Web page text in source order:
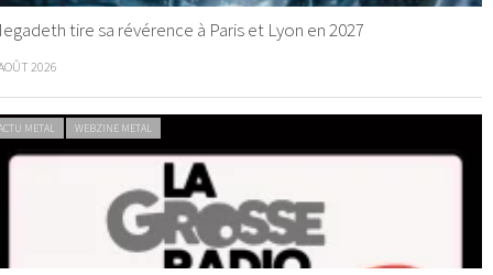
tire sa révérence à Paris et Lyon en 2027
2026
METAL WEBZINE METAL